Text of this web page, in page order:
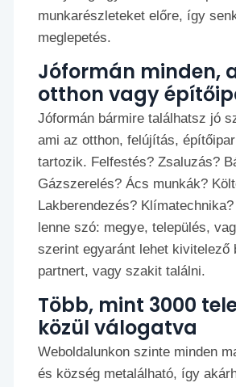
munkarészleteket előre, így
meglepetés.
Jóformán minden,
otthon vagy
Jóformán bármire találhatsz jó
ami az otthon, felújítás,
tartozik. Felfestés? Zsaluzás?
Gázszerelés? Ács munkák?
Lakberendezés?
lenne szó: megye, település,
szerint egyaránt lehet kivitelező
partnert, vagy szakit találni.
Több, mint 3000
közül válogatva
Weboldalunkon szinte minden
és község metalálható, így